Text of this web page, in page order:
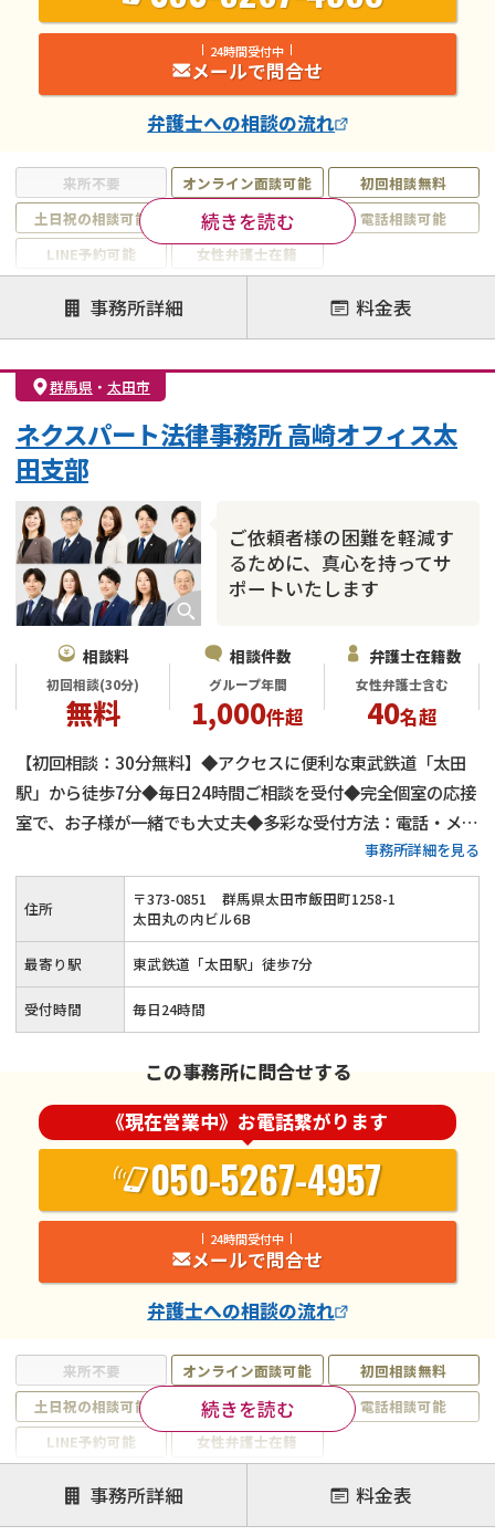
来所不要 オンライン面談可能
初回相談無料
土日祝の相談可能
19時以降電話可能
電話相談可能
LINE予約可能
女性弁護士在籍
注力案件
離婚前相談
離婚調停
離婚裁判
親権・面会交流権
DV
モラハラ
不貞・不倫慰謝料請求
財産分与
内縁の夫婦 熟年離婚
続きを読む
24時間受付中
メールで問合せ
弁護士への相談の流れ
事務所詳細 料金表
群馬県 ・ 太田市
ご依頼者様の困難を軽減す
るために、真心を持ってサ
ポートいたします
ネクスパート法律事務所 高崎オフィス太
田支部
相談料
初回相談(30分)
無料
相談件数
グループ年間
1,000件超
弁護士在籍数
女性弁護士含む
40名超
【初回相談：30分無料】◆アクセスに便利な東武鉄道「太田
駅」から徒歩7分◆毎日24時間ご相談を受付◆完全個室の応接
室で、お子様が一緒でも大丈夫◆多彩な受付方法：電話・メー
ル・LINE◆離婚後のご不安にも丁寧にサポートいたします
事務所詳細を見る
来所不要 オンライン面談可能
初回相談無料
土日祝の相談可能
19時以降電話可能
電話相談可能
LINE予約可能
女性弁護士在籍
注力案件
離婚前相談
離婚調停
離婚裁判
続きを読む
住所 〒373-0851
群馬県太田市飯田町1258-1
太田丸の内ビル6B
最寄り駅 東武鉄道「太田駅」徒歩7分
受付時間 毎日24時間
この事務所に問合せする
《現在営業中》お電話繋がります
050-5267-4957
24時間受付中
メールで問合せ
弁護士への相談の流れ
事務所詳細 料金表